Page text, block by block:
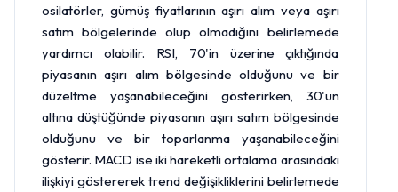
osilatörler, gümüş fiyatlarının aşırı alım veya aşırı
satım bölgelerinde olup olmadığını belirlemede
yardımcı olabilir. RSI, 70'in üzerine çıktığında
piyasanın aşırı alım bölgesinde olduğunu ve bir
düzeltme yaşanabileceğini gösterirken, 30'un
altına düştüğünde piyasanın aşırı satım bölgesinde
olduğunu ve bir toparlanma yaşanabileceğini
gösterir. MACD ise iki hareketli ortalama arasındaki
ilişkiyi göstererek trend değişikliklerini belirlemede